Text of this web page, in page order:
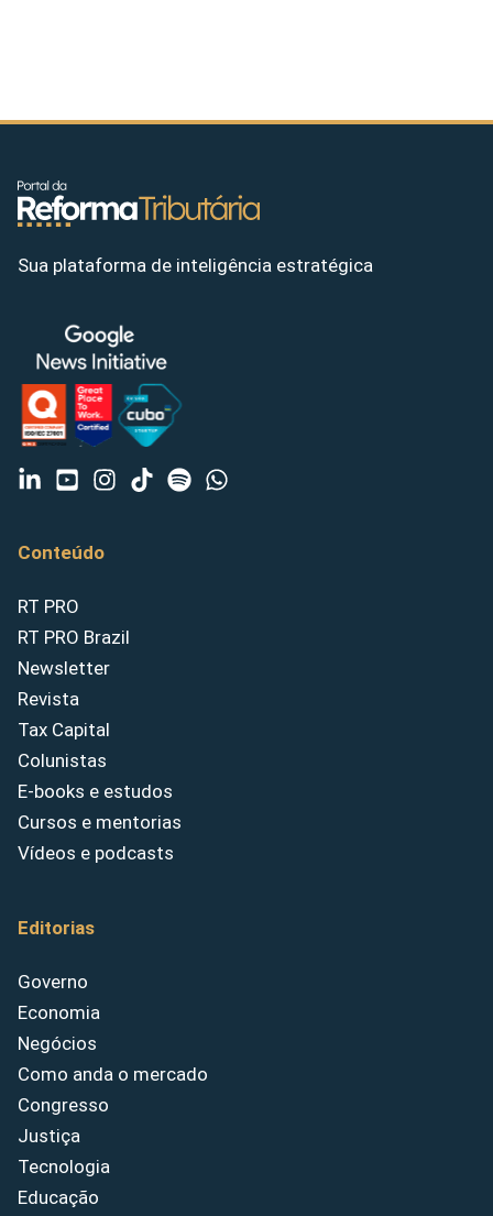
Sua plataforma de inteligência estratégica
Conteúdo
RT PRO
RT PRO Brazil
Newsletter
Revista
Tax Capital
Colunistas
E-books e estudos
Cursos e mentorias
Vídeos e podcasts
Editorias
Governo
Economia
Negócios
Como anda o mercado
Congresso
Justiça
Tecnologia
Educação